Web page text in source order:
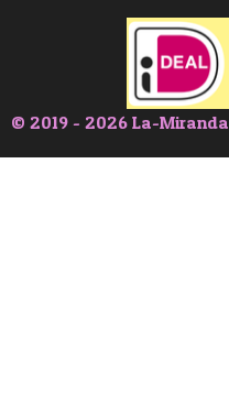
© 2019 - 2026 La-Miranda